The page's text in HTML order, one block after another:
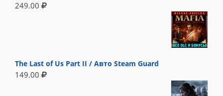
249.00
The Last of Us Part II / Авто Steam Guard
149.00